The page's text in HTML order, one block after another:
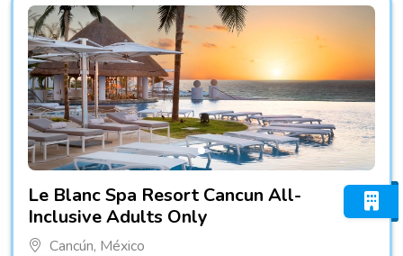
Fotos do hotel Le Blanc Spa Resort Cancun All-Inclusive
Le Blanc Spa Resort Cancun All-
Inclusive Adults Only
Cancún, México